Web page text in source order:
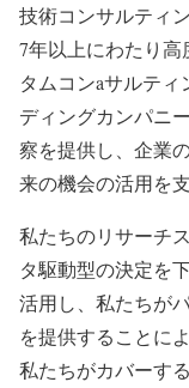
技術コンサルティ
7年以上にわたり
タムコンaサルテ
ディングカンパニ
察を提供し、企業
来の機会の活用を
私たちのリサーチ
タ駆動型の決定を
活用し、私たちが
を提供することに
私たちがカバーす